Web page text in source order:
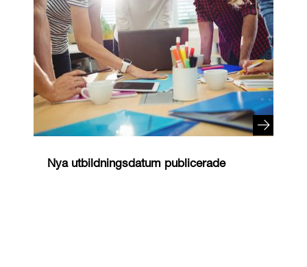
Nya utbildningsdatum publicerade